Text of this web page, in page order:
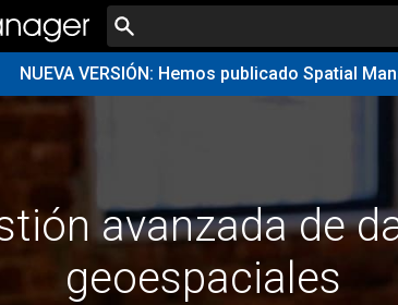
NUEVA VERSIÓN: Hemos publicado Spatial
avanzada de
geoespaciales